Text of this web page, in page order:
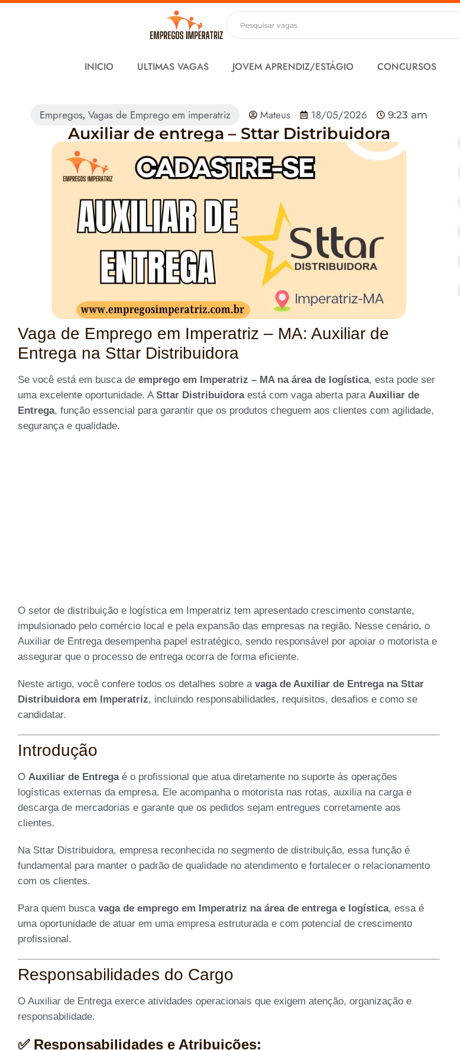
INICIO ULTIMAS VAGAS JOVEM APRENDIZ/ESTÁGIO CONCURSOS
Empregos, Vagas de Emprego em imperatriz Mateus 18/05/2026 9:23 am
Auxiliar de entrega – Sttar Distribuidora
Vaga de Emprego em Imperatriz – MA: Auxiliar de
Entrega na Sttar Distribuidora
Se você está em busca de emprego em Imperatriz – MA na área de logística, esta pode ser
uma excelente oportunidade. A Sttar Distribuidoraestá com vaga aberta para Auxiliar de
Entrega, função essencial para garantir que os produtos cheguem aos clientes com agilidade,
segurança e qualidade.
O setor de distribuição e logística em Imperatriz tem apresentado crescimento constante,
impulsionado pelo comércio local e pela expansão das empresas na região. Nesse cenário, o
Auxiliar de Entrega desempenha papel estratégico, sendo responsável por apoiar o motorista e
assegurar que o processo de entrega ocorra de forma eficiente.
Neste artigo, você confere todos os detalhes sobre a vaga de Auxiliar de Entrega na Sttar
Distribuidora em Imperatriz, incluindo responsabilidades, requisitos, desafios e como se
candidatar.
Introdução
O Auxiliar de Entregaé o profissional que atua diretamente no suporte às operações
logísticas externas da empresa. Ele acompanha o motorista nas rotas, auxilia na carga e
descarga de mercadorias e garante que os pedidos sejam entregues corretamente aos
clientes.
Na Sttar Distribuidora, empresa reconhecida no segmento de distribuição, essa função é
fundamental para manter o padrão de qualidade no atendimento e fortalecer o relacionamento
com os clientes.
Para quem busca vaga de emprego em Imperatriz na área de entrega e logística, essa é
uma oportunidade de atuar em uma empresa estruturada e com potencial de crescimento
profissional.
Responsabilidades do Cargo
O Auxiliar de Entrega exerce atividades operacionais que exigem atenção, organização e
responsabilidade.
✅ Responsabilidades e Atribuições: